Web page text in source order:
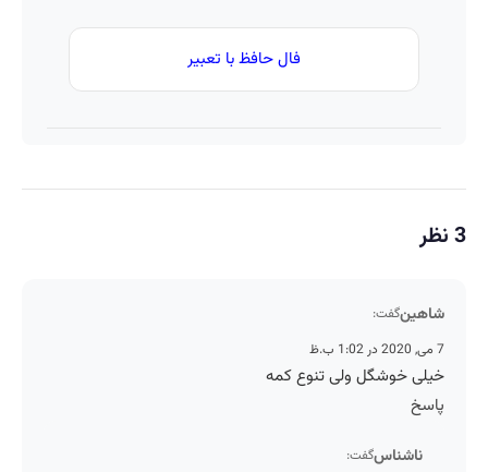
فال حافظ با تعبیر
3 نظر
شاهینگفت:
7 می, 2020 در 1:02 ب.ظ
خیلی خوشگل ولی تنوع کمه
پاسخ
ناشناسگفت: